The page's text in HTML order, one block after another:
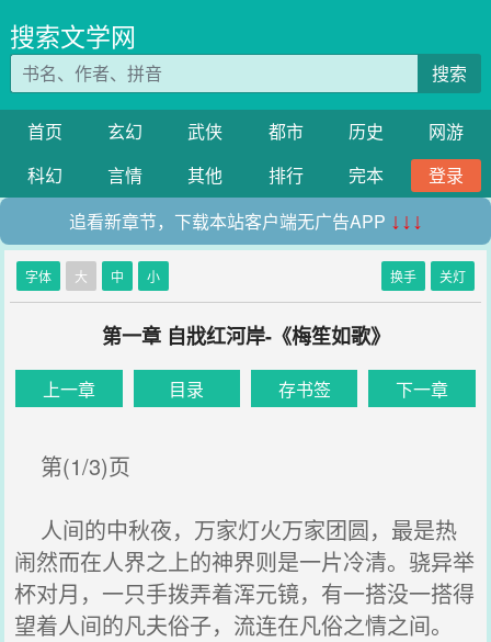
搜索文学网
搜索
首页 玄幻 武侠 都市 历史
网游
科幻
言情 其他 排行 完本
登录
追看新章节，下载本站客户端无广告APP ↓↓↓
字体 大 中 小 换手 关灯
第一章 自戕红河岸-《梅笙如歌》
上一章 目录 存书签 下一章
第(1/3)页
人间的中秋夜，万家灯火万家团圆，最是热
闹然而在人界之上的神界则是一片冷清。骁异举
杯对月，一只手拨弄着浑元镜，有一搭没一搭得
望着人间的凡夫俗子，流连在凡俗之情之间。